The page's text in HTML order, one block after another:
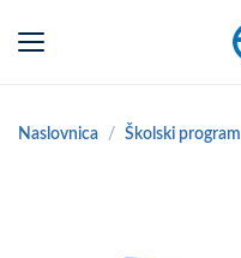
Naslovnica Školski program